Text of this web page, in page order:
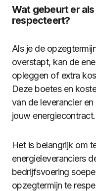
Wat gebeurt er
respecteert?
Als je de
overstapt, kan de
opleggen of extra
Deze boetes en
van de leverancier
jouw energiecontract.
Het is belangrijk om
energieleveranciers
bedrijfsvoering
opzegtermijn te